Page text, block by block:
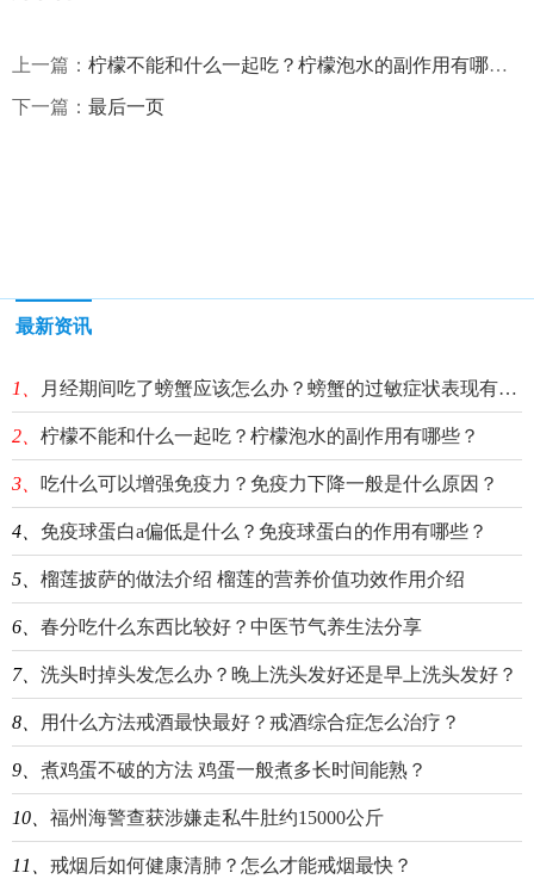
上一篇： 柠檬不能和什么一起吃？柠檬泡水的副作用有哪些？
下一篇： 最后一页
最新资讯
1、 月经期间吃了螃蟹应该怎么办？螃蟹的过敏症状表现有哪些？
2、 柠檬不能和什么一起吃？柠檬泡水的副作用有哪些？
3、 吃什么可以增强免疫力？免疫力下降一般是什么原因？
4、 免疫球蛋白a偏低是什么？免疫球蛋白的作用有哪些？
5、 榴莲披萨的做法介绍 榴莲的营养价值功效作用介绍
6、 春分吃什么东西比较好？中医节气养生法分享
7、 洗头时掉头发怎么办？晚上洗头发好还是早上洗头发好？
8、 用什么方法戒酒最快最好？戒酒综合症怎么治疗？
9、 煮鸡蛋不破的方法 鸡蛋一般煮多长时间能熟？
10、 福州海警查获涉嫌走私牛肚约15000公斤
11、 戒烟后如何健康清肺？怎么才能戒烟最快？